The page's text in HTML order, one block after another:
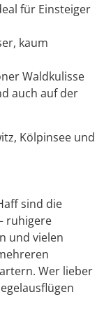
für Einsteiger
kaum
Waldkulisse
auch auf der
Kölpinsee und
sind die
ruhigere
und vielen
Wer lieber